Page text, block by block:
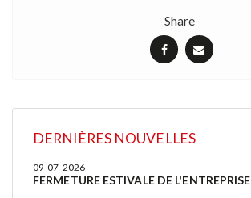
Share
DERNIÈRES NOUVELLES
09-07-2026
FERMETURE ESTIVALE DE L'ENTREPRISE